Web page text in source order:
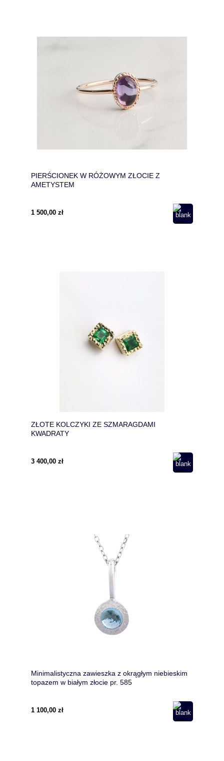
PIERŚCIONEK W RÓŻOWYM ZŁOCIE Z
AMETYSTEM
1 500,00 zł
ZŁOTE KOLCZYKI ZE SZMARAGDAMI
KWADRATY
3 400,00 zł
Minimalistyczna zawieszka z okrągłym niebieskim
topazem w białym złocie pr. 585
1 100,00 zł